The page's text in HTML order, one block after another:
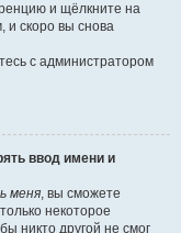
и щёлкните на
и скоро вы снова
с администратором
ввод имени и
меня, вы сможете
некоторое
никто другой не смог